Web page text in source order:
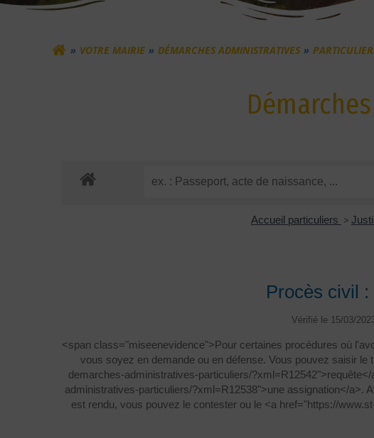
VOTRE MAIRIE DÉMARCHES ADMINISTRATIVES
Accueil particuliers >
Procès civil
Vérifié le 15/03/
<span class="miseenevidence">Pour certaines procédures où
vous soyez en demande ou en défense. Vous pouvez saisir
demarches-administratives-particuliers/
administratives-particuliers/?xml=R12538">une assignation</a>.
est rendu, vous pouvez le contester ou le <a href="https://